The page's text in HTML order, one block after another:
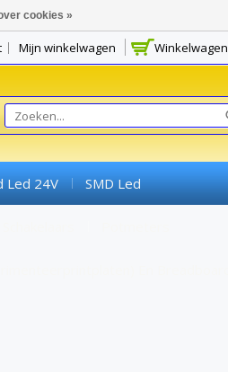
Winkelwagen
Mijn winkelwagen
Led 24V SMD Led
cookies »